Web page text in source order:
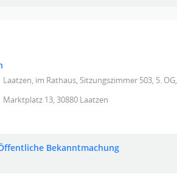
Laatzen, im Rathaus, Sitzungszimmer 503, 5. OG,
Marktplatz 13, 30880 Laatzen
Bekanntmachung